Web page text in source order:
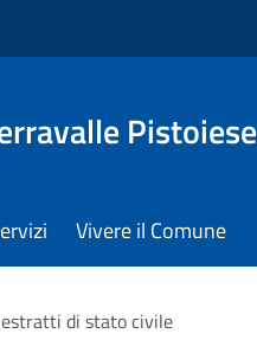
Pistoiese
Vivere il Comune
di stato civile